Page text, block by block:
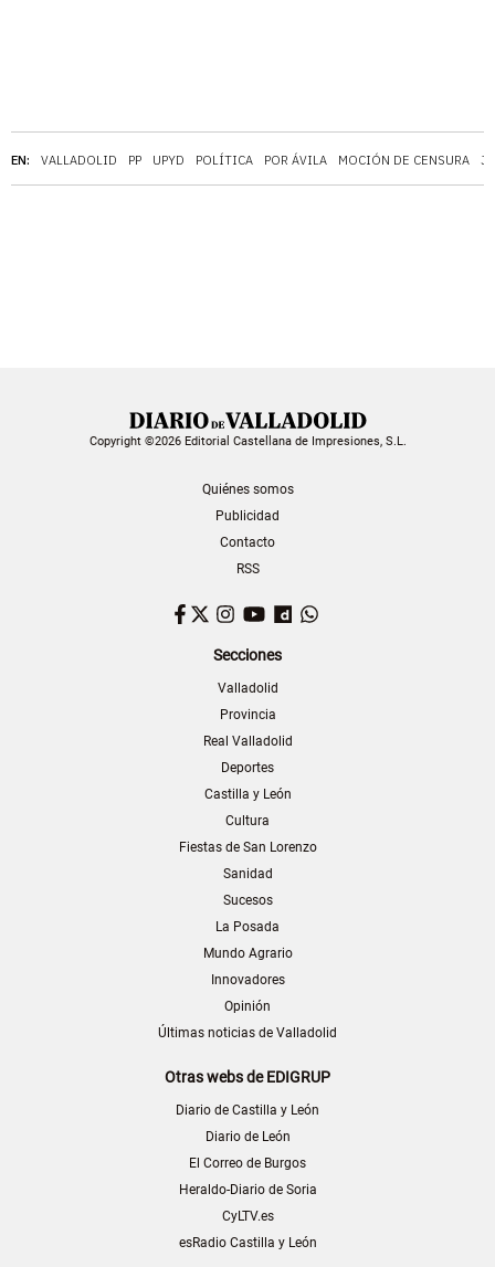
EN: VALLADOLID PP UPYD POLÍTICA POR ÁVILA MOCIÓN DE CENSURA
Copyright ©2026 Editorial Castellana de Impresiones, S.L.
Quiénes somos
Publicidad
Contacto
RSS
Facebook
TwitterInstagram
YouTubeDailymotion
Secciones
Valladolid
Provincia
Real Valladolid
Deportes
Castilla y León
Cultura
Fiestas de San Lorenzo
Sanidad
Sucesos
La Posada
Mundo Agrario
Innovadores
Opinión
Últimas noticias de Valladolid
Otras webs de EDIGRUP
Diario de Castilla y León
Diario de León
El Correo de Burgos
Heraldo-Diario de Soria
CyLTV.es
esRadio Castilla y León